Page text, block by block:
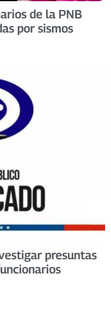
de la PNB
por sismos
presuntas